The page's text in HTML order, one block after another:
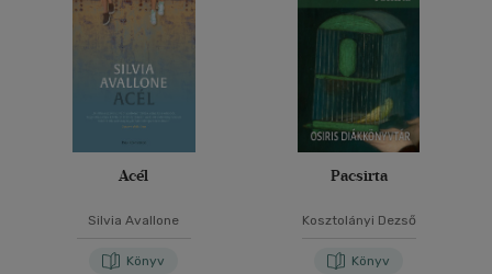
Acél
Silvia Avallone
Könyv
Pacsirta
Kosztolányi Dezső
Könyv